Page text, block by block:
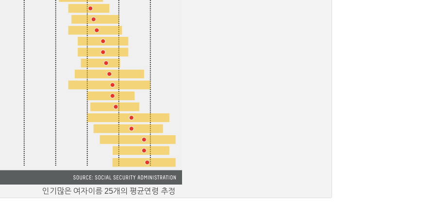
인기많은 여자이름 25개의 평균연령 추정